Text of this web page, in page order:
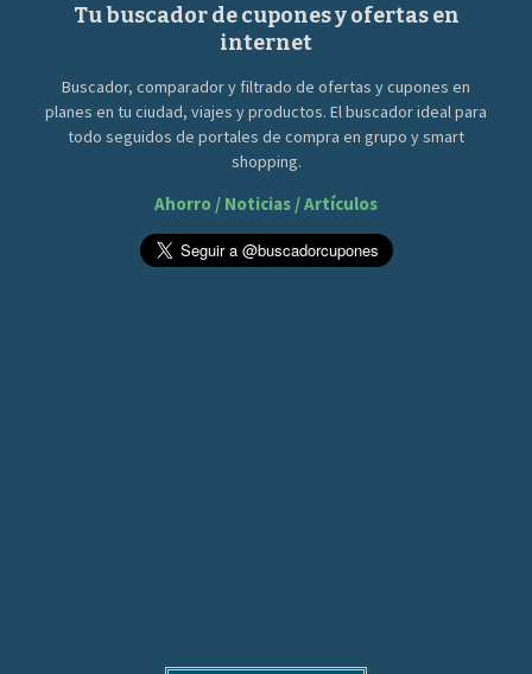
Tu buscador de cupones y ofertas en
internet
Buscador, comparador y filtrado de ofertas y cupones en
planes en tu ciudad, viajes y productos. El buscador ideal para
todo seguidos de portales de compra en grupo y smart
shopping.
Ahorro / Noticias / Artículos